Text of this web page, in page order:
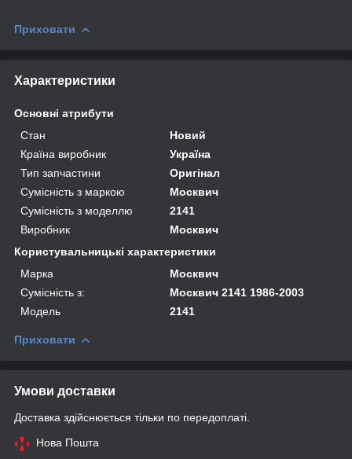
Приховати
Характеристики
Основні атрибути
Стан
Новий
Країна виробник
Україна
Тип запчастини
Оригінал
Сумісність з маркою
Москвич
Сумісність з моделлю
2141
Виробник
Москвич
Користувальницькі характеристики
Марка
Москвич
Сумісність з:
Москвич 2141 1986-2003
Модель
2141
Приховати
Умови доставки
Доставка здійснюється тільки по передоплаті.
Нова Пошта